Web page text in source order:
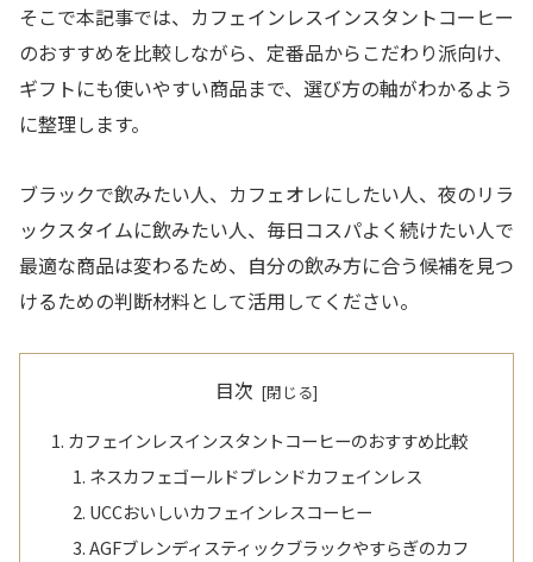
そこで本記事では、カフェインレスインスタントコーヒー
のおすすめを比較しながら、定番品からこだわり派向け、
ギフトにも使いやすい商品まで、選び方の軸がわかるよう
に整理します。
ブラックで飲みたい人、カフェオレにしたい人、夜のリラ
ックスタイムに飲みたい人、毎日コスパよく続けたい人で
最適な商品は変わるため、自分の飲み方に合う候補を見つ
けるための判断材料として活用してください。
目次
カフェインレスインスタントコーヒーのおすすめ比較
ネスカフェゴールドブレンドカフェインレス
UCCおいしいカフェインレスコーヒー
AGFブレンディスティックブラックやすらぎのカフ